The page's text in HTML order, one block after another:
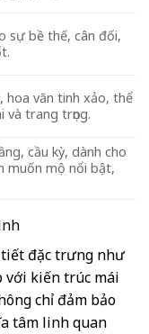
sự bề thế, cân đối,
hoa văn tinh xảo, thể
và trang trọng.
cầu kỳ, dành cho
muốn mộ nổi bật,
đặc trưng như
với kiến trúc mái
chỉ đảm bảo
tâm linh quan